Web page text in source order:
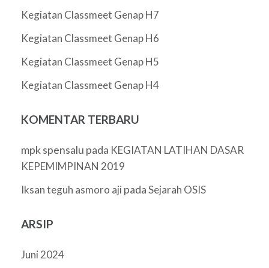
Kegiatan Classmeet Genap H7
Kegiatan Classmeet Genap H6
Kegiatan Classmeet Genap H5
Kegiatan Classmeet Genap H4
KOMENTAR TERBARU
mpk spensalu pada KEGIATAN LATIHAN DASAR
KEPEMIMPINAN 2019
Iksan teguh asmoro aji padaSejarah OSIS
ARSIP
Juni 2024